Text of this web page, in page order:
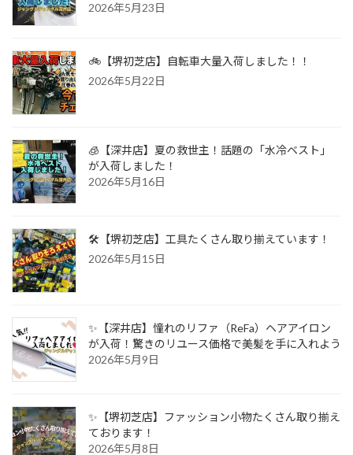
2026年5月23日
🚲【堺初芝店】自転車大量入荷しました！！
2026年5月22日
🧊【深井店】夏の救世主！話題の「水冷ベスト」
が入荷しました！
2026年5月16日
🛠️【堺初芝店】工具たくさん取り揃えています！
2026年5月15日
✨【深井店】憧れのリファ（ReFa）ヘアアイロン
が入荷！驚きのリユース価格で美髪を手に入れよう
2026年5月9日
✨【堺初芝店】ファッション小物たくさん取り揃え
ております！
2026年5月8日